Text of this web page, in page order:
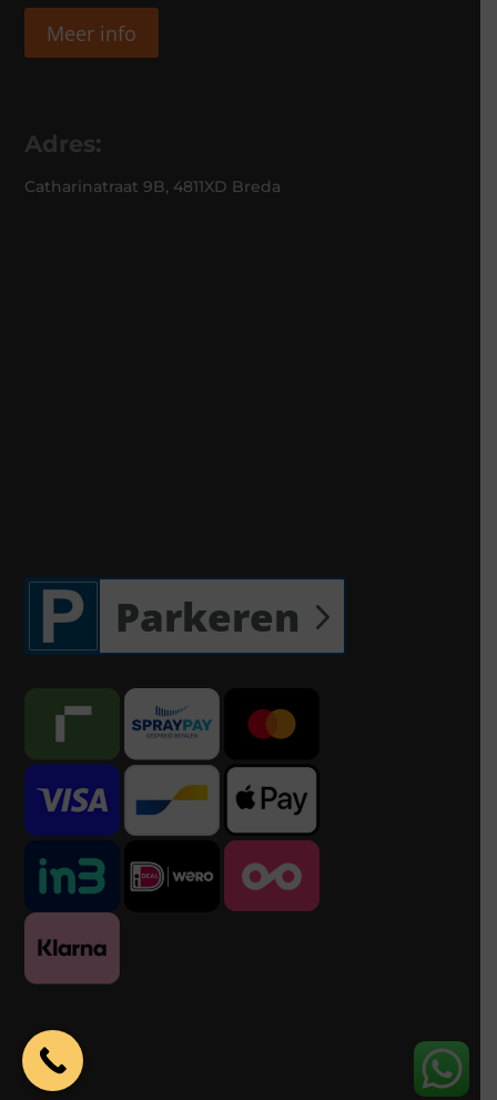
Meer info
Adres:
Catharinatraat 9B, 4811XD Breda
Parkeren